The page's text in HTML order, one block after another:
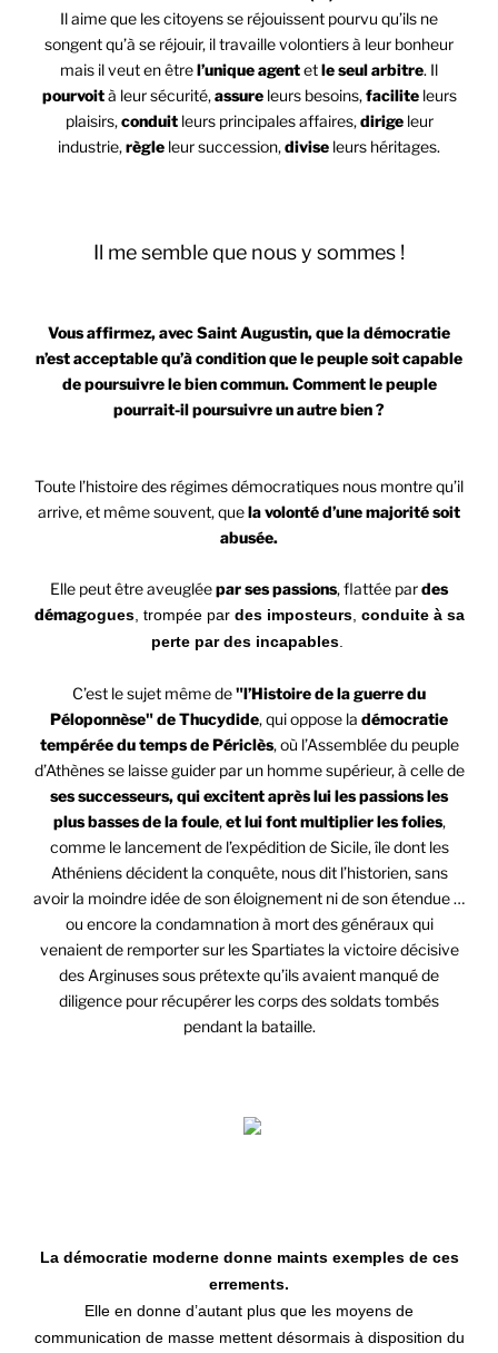
Il aime que les citoyens se réjouissent pourvu qu’ils ne
songent qu’à se réjouir, il travaille volontiers à leur bonheur
mais il veut en êtrel’unique agentetle seul arbitre. Il
pourvoità leur sécurité,assureleurs besoins,faciliteleurs
plaisirs,conduitleurs principales affaires,dirigeleur
industrie,règle leur succession,divise leurs héritages.
Il me semble que nous y sommes !
Vous affirmez, avec Saint Augustin, que la démocratie
n’est acceptable qu’à condition que le peuple soit capable
de poursuivre le bien commun. Comment le peuple
pourrait-il poursuivre un autre bien ?
Toute l’histoire des régimes démocratiques nous montre qu’il
arrive, et même souvent, quela volonté d’une majorité soit
abusée.
Elle peut être aveugléepar ses passions, flattée pardes
démagogues, trompée par des imposteurs, conduite à sa
perte par des incapables.
C’est le sujet même de"l’Histoire de la guerre du
Péloponnèse" de Thucydide, qui oppose la démocratie
tempérée du temps de Périclès, où l’Assemblée du peuple
d’Athènes se laisse guider par un homme supérieur, à celle de
ses successeurs, qui excitent après lui les passions les
plus basses de la foule,et lui font multiplier les folies,
comme le lancement de l’expédition de Sicile, île dont les
Athéniens décident la conquête, nous dit l’historien, sans
avoir la moindre idée de son éloignement ni de son étendue …
ou encore la condamnation à mort des généraux qui
venaient de remporter sur les Spartiates la victoire décisive
des Arginuses sous prétexte qu’ils avaient manqué de
diligence pour récupérer les corps des soldats tombés
pendant la bataille.
La démocratie moderne donne maints exemples de ces
errements.
Elle en donne d’autant plus que les moyens de
communication de masse mettent désormais à disposition du